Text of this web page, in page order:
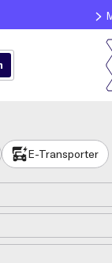
E-Transporter